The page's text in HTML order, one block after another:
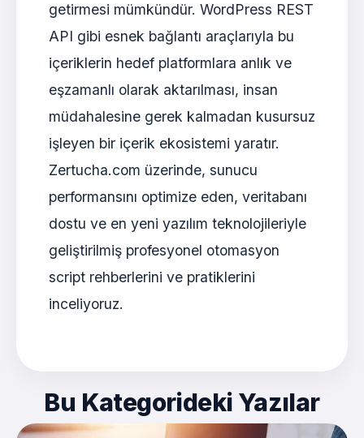
getirmesi mümkündür. WordPress REST
API gibi esnek bağlantı araçlarıyla bu
içeriklerin hedef platformlara anlık ve
eşzamanlı olarak aktarılması, insan
müdahalesine gerek kalmadan kusursuz
işleyen bir içerik ekosistemi yaratır.
Zertucha.com üzerinde, sunucu
performansını optimize eden, veritabanı
dostu ve en yeni yazılım teknolojileriyle
geliştirilmiş profesyonel otomasyon
script rehberlerini ve pratiklerini
inceliyoruz.
Bu Kategorideki Yazılar